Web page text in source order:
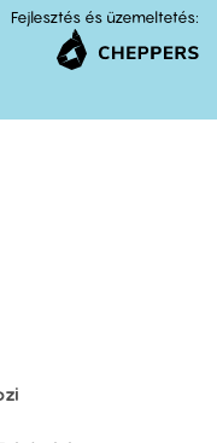
Fejlesztés és üzemeltetés: